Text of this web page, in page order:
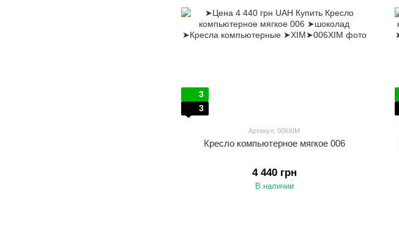
3
3
Артикул: 006XIM
Кресло компьютерное мягкое 006
4 440 грн
В наличии